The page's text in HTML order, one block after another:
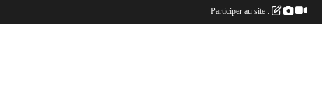
Participer au site :